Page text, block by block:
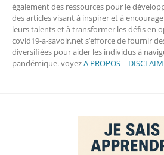
également des ressources pour le
des articles visant à inspirer et à
leurs talents et à transformer les défis en
covid19-a-savoir.net s’efforce de fournir
diversifiées pour aider les individus à
pandémique. voyezA PROPOS –